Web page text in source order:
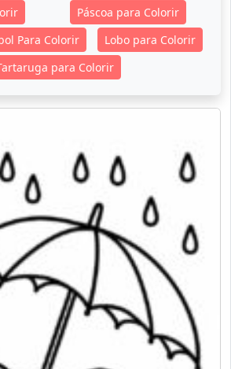
Páscoa para Colorir
Para Colorir
Lobo para Colorir
para Colorir